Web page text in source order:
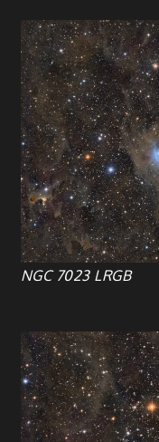
NGC 7023 LRGB